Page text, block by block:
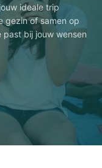
ideale trip
gezin of samen op
bij jouw wensen